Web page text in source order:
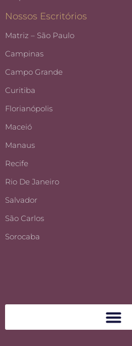
Nossos Escritórios
Matriz – São Paulo
Campinas
Campo Grande
Curitiba
Florianópolis
Maceió
Manaus
Recife
Rio De Janeiro
Salvador
São Carlos
Sorocaba